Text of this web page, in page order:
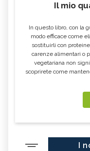
Il mio
In questo libro, con la
modo efficace come
sostituirli con
carenze alimentari o
vegetariana non
scoprirete come
I